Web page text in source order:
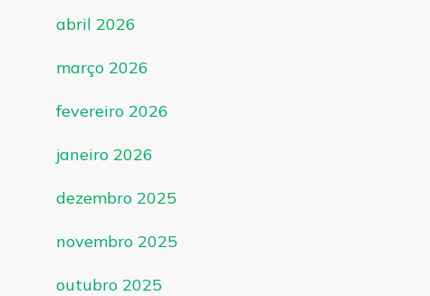
abril 2026
março 2026
fevereiro 2026
janeiro 2026
dezembro 2025
novembro 2025
outubro 2025